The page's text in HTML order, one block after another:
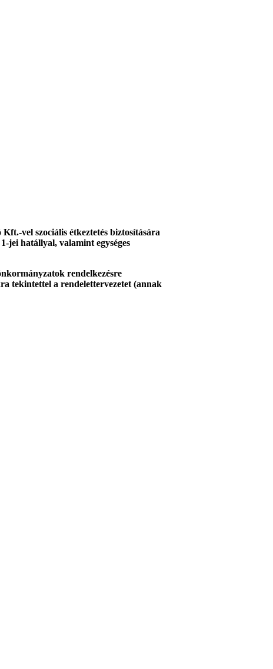
vel szociális étkeztetés biztosítására
jei hatállyal, valamint egységes
rendelkezésre
tekintettel a rendelettervezetet (annak